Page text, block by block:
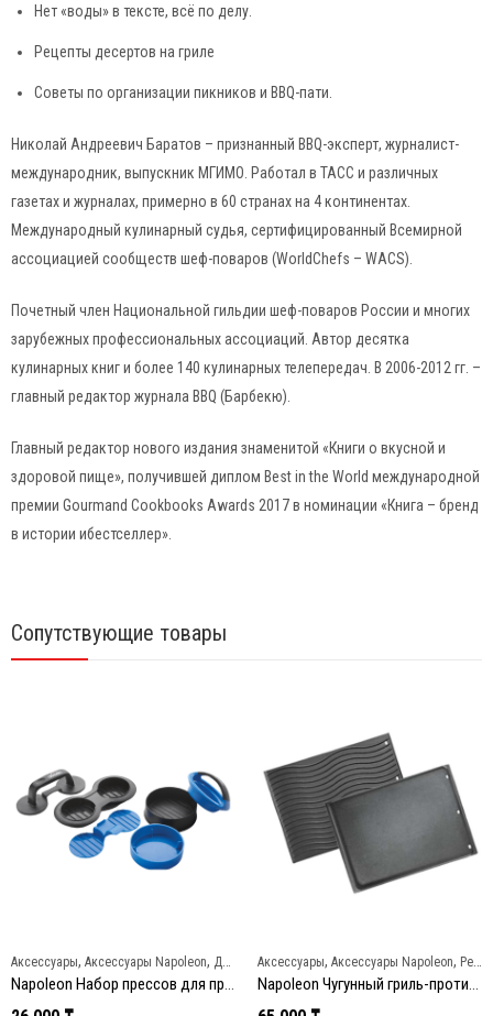
Нет «воды» в тексте, всё по делу.
Рецепты десертов на гриле
Советы по организации пикников и BBQ-пати.
Николай Андреевич Баратов – признанный BBQ-эксперт, журналист-
международник, выпускник МГИМО. Работал в ТАСС и различных
газетах и журналах, примерно в 60 странах на 4 континентах.
Mеждународный кулинарный судья, сертифицированный Всемирной
ассоциацией сообществ шеф-поваров (WorldChefs – WACS).
Почетный член Национальной гильдии шеф-поваров России и многих
зарубежных профессиональных ассоциаций. Автор десятка
кулинарных книг и более 140 кулинарных телепередач. В 2006-2012 гг. –
главный редактор журнала BBQ (Барбекю).
Главный редактор нового издания знаменитой «Книги о вкусной и
здоровой пище», получившей диплом Best in the World международной
премии Gourmand Cookbooks Awards 2017 в номинации «Книга – бренд
в истории ибестселлер».
Сопутствующие товары
Аксессуары, Аксессуары Napoleon, Для пиццы и бургеров
Napoleon Набор прессов для приготовления бургеров
Аксессуары, Аксессуары Napoleon, Решетки и противни
Napoleon Чугунный гриль-противень ‘Планча’ для моделей 325/410/495/600/750